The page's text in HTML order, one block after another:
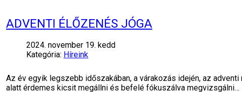
ADVENTI ÉLŐZENÉS JÓGA
2024. november 19. kedd
Kategória: Híreink
Az év egyik legszebb időszakában, a várakozás idején, az
alatt érdemes kicsit megállni és befelé fókuszálva megvizsgálni…